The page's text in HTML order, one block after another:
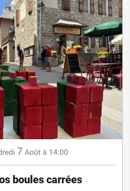
7 Août à 14:00
boules carrées